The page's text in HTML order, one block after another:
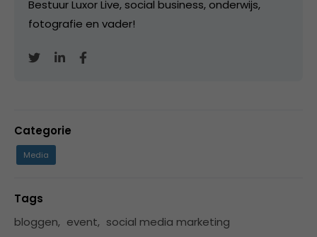
Bestuur Luxor Live, social business, onderwijs,
fotografie en vader!
Categorie
Media
Tags
bloggen, event, social media marketing